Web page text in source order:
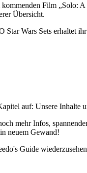
Film
Übersicht.
Wars Sets erhaltet
auf: Unsere
mehr Infos,
neuem Gewand!
Guide